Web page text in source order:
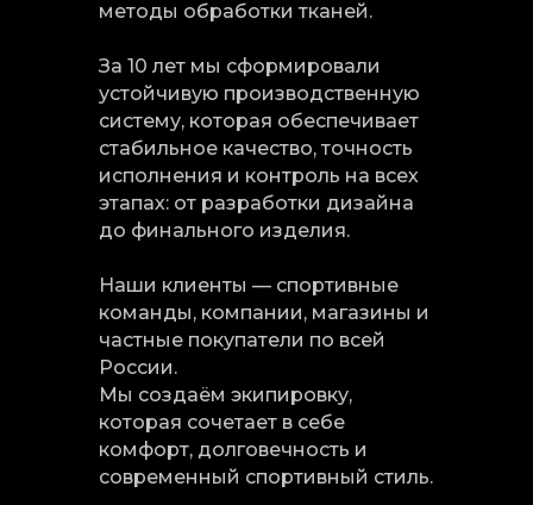
методы обработки тканей.
За 10 лет мы сформировали
устойчивую производственную
систему, которая обеспечивает
стабильное качество, точность
исполнения и контроль на всех
этапах: от разработки дизайна
до финального изделия.
Наши клиенты — спортивные
команды, компании, магазины и
частные покупатели по всей
России.
Мы создаём экипировку,
которая сочетает в себе
комфорт, долговечность и
современный спортивный стиль.